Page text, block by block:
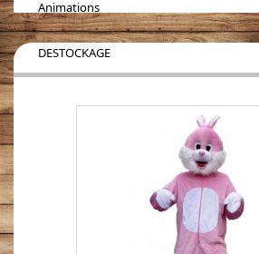
Animations
DESTOCKAGE